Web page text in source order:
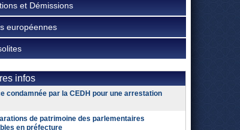
et Démissions
européennes
infos
condamnée par la CEDH pour une arrestation
de patrimoine des parlementaires